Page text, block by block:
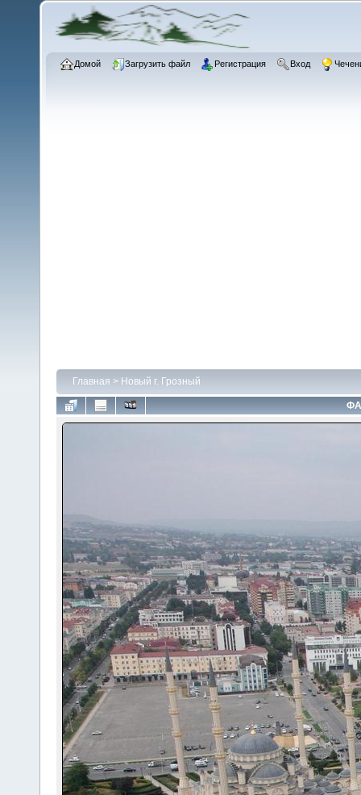
Домой Загрузить файл Регистрация Вход
Главная > Новый г. Грозный